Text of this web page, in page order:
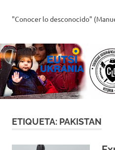
La
Exploradora
"Conocer lo desconocido"
ETIQUETA: PAKISTAN